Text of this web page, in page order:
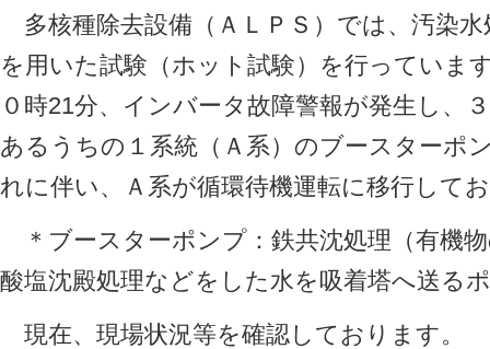
多核種除去設備（ＡＬＰＳ）では、汚染
を用いた試験（ホット試験）を行っていま
０時21分、インバータ故障警報が発生し、
あるうちの１系統（Ａ系）のブースターポ
れに伴い、Ａ系が循環待機運転に移行して
＊ブースターポンプ：鉄共沈処理（有機
酸塩沈殿処理などをした水を吸着塔へ送る
現在、現場状況等を確認しております。